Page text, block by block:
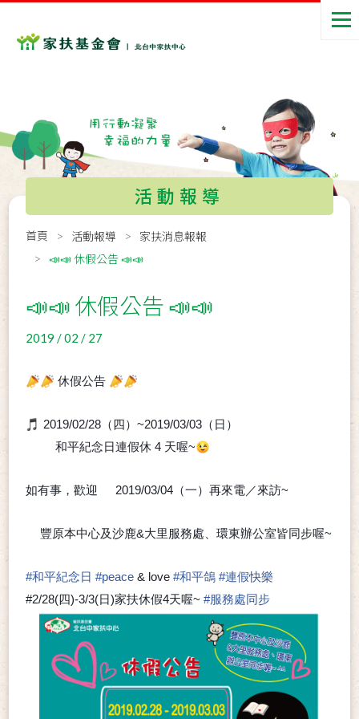
活動報導
首頁 活動報導
家扶消息報報
📣📣 休假公告 📣📣
📣📣 休假公告 📣📣
2019 / 02 / 27
📣 📣 休假公告 📣 📣
🎵 2019/02/28（四）~2019/03/03（日）
和平紀念日連假休 4 天喔~😉
如有事，歡迎 2019/03/04（一）再來電／來訪~
豐原本中心及沙鹿&大里服務處、環東辦公室皆同步喔~
#和平紀念日 #peace & love #和平鴿 #連假快樂
#2/28(四)-3/3(日)家扶休假4天喔~ #服務處同步